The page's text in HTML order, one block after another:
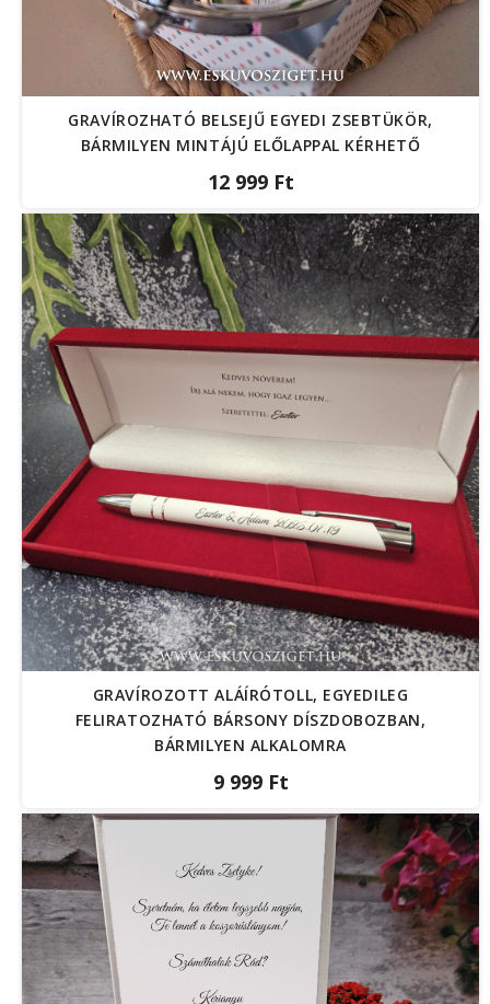
GRAVÍROZHATÓ BELSEJŰ EGYEDI ZSEBTÜKÖR,
BÁRMILYEN MINTÁJÚ ELŐLAPPAL KÉRHETŐ
12 999 Ft
GRAVÍROZOTT ALÁÍRÓTOLL, EGYEDILEG
FELIRATOZHATÓ BÁRSONY DÍSZDOBOZBAN,
BÁRMILYEN ALKALOMRA
9 999 Ft